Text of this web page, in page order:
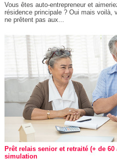
Vous êtes auto-entrepreneur et
résidence principale ? Oui mais voilà,
ne prêtent pas aux...
Prêt relais senior et retraité (+ de
simulation